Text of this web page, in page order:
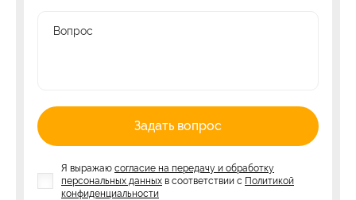
Вопрос
Задать вопрос
Я выражаю согласие на передачу и обработку
персональных данных в соответствии с Политикой
конфиденциальности